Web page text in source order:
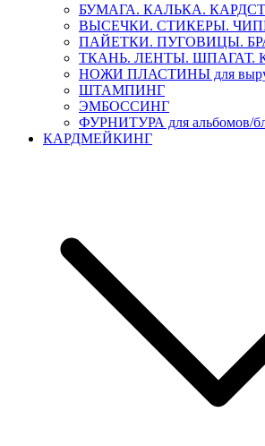
БУМАГА. КАЛЬКА.
ВЫСЕЧКИ. СТИКЕРЫ.
ПАЙЕТКИ. ПУГОВИЦЫ.
ТКАНЬ. ЛЕНТЫ. ШПАГАТ.
НОЖИ ПЛАСТИНЫ для
ШТАМПИНГ
ЭМБОССИНГ
ФУРНИТУРА для альбомов/
КАРДМЕЙКИНГ